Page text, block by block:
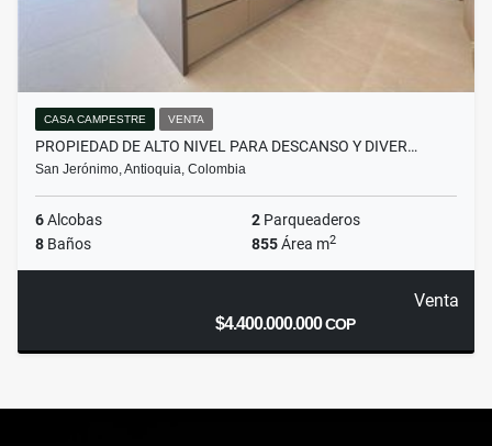
CASA CAMPESTRE VENTA
PROPIEDAD DE ALTO NIVEL PARA DESCANSO Y DIVER…
San Jerónimo, Antioquia, Colombia
6Alcobas 2 Parqueaderos
8 Baños 855Área m2
Venta
$4.400.000.000COP